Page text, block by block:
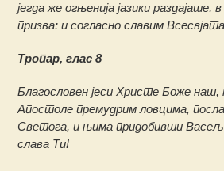
јегда же огњенија јазики раздајаше,
призва: и согласно славим
Тропар, глас 8
Благословен јеси Христе Боже наш,
Апостоле премудрим ловцима,
Светога, и њима придобивши
слава Ти!